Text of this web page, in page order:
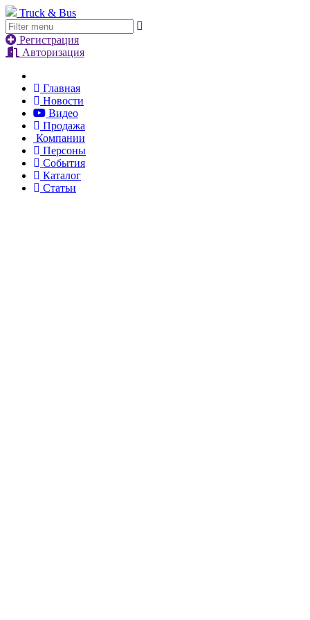
Truck & Bus
Регистрация
Авторизация
Главная
Новости
Видео
Продажа
Компании
Персоны
События
Каталог
Статьи